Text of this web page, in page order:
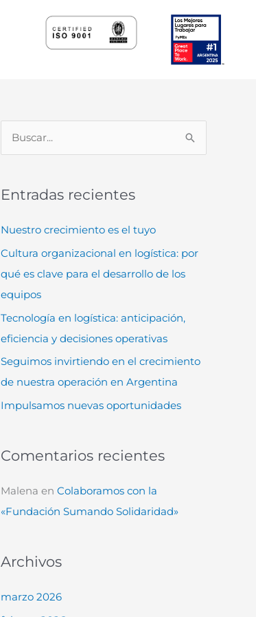
c
a
Entradas recientes
Nuestro crecimiento es el tuyo
Cultura organizacional en logística: por
qué es clave para el desarrollo de los
equipos
Tecnología en logística: anticipación,
eficiencia y decisiones operativas
Seguimos invirtiendo en el crecimiento
de nuestra operación en Argentina
Impulsamos nuevas oportunidades
Comentarios recientes
Malena en Colaboramos con la
«Fundación Sumando Solidaridad»
Archivos
marzo 2026